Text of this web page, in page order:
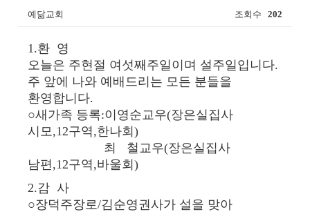
예닮교회 조회수 202
1.환 영
오늘은 주현절 여섯째주일이며 설주일입니다.
주 앞에 나와 예배드리는 모든 분들을
환영합니다.
○새가족 등록:이영순교우(장은실집사
시모,12구역,한나회)
최 철교우(장은실집사
남편,12구역,바울회)
2.감 사
○장덕주장로/김순영권사가 설을 맞아